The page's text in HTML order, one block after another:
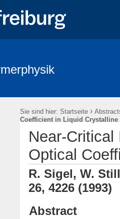
Sie sind hier: Startseite ›
Coefficient in Liquid Crystalline
Near-
Optical
R. Sigel, W.
26, 4226 (1993)
Abstract